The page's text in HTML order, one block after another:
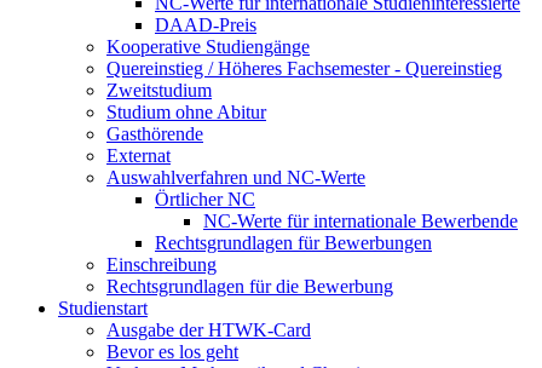
DAAD-Preis
Kooperative Studiengänge
Quereinstieg / Höheres Fachsemester - Quereinstieg
Zweitstudium
Studium ohne Abitur
Gasthörende
Externat
Auswahlverfahren und NC-Werte
Örtlicher NC
NC-Werte für internationale Bewerbende
Rechtsgrundlagen für Bewerbungen
Einschreibung
Rechtsgrundlagen für die Bewerbung
Studienstart
Ausgabe der HTWK-Card
Bevor es los geht